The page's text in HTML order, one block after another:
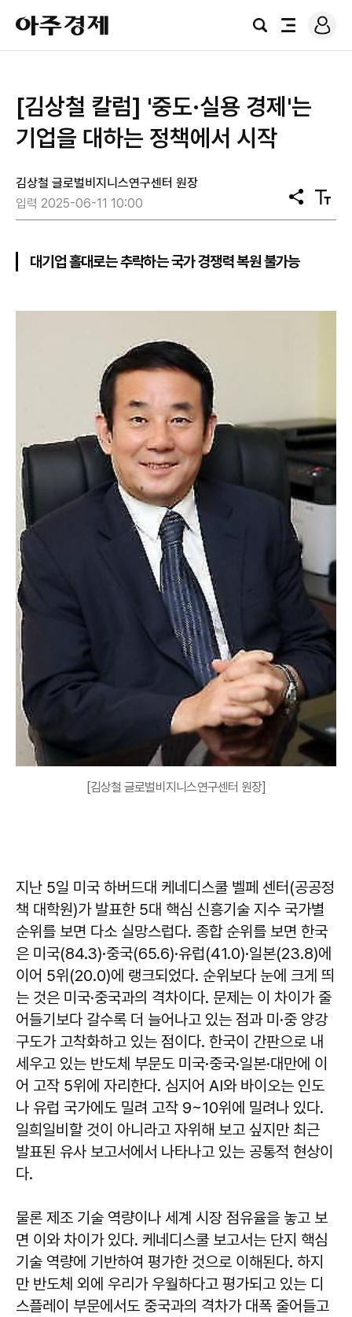
아
주
경
검
전
로
그
[김상철 칼럼] '중도·실용 경제'는
기업을 대하는 정책에서 시작
김상철 글로벌비지니스연구센터 원장
입력 2025-06-11 10:00
공
유
텍
스
대기업 홀대로는 추락하는 국가 경쟁력 복원 불가능
[김상철 글로벌비지니스연구센터 원장]
지난 5일 미국 하버드대 케네디스쿨 벨페 센터(공공정
책 대학원)가 발표한 5대 핵심 신흥기술 지수 국가별
순위를 보면 다소 실망스럽다. 종합 순위를 보면 한국
은 미국(84.3)·중국(65.6)·유럽(41.0)·일본(23.8)에
이어 5위(20.0)에 랭크되었다. 순위보다 눈에 크게 띄
는 것은 미국·중국과의 격차이다. 문제는 이 차이가 줄
어들기보다 갈수록 더 늘어나고 있는 점과 미·중 양강
구도가 고착화하고 있는 점이다. 한국이 간판으로 내
세우고 있는 반도체 부문도 미국·중국·일본·대만에 이
어 고작 5위에 자리한다. 심지어 AI와 바이오는 인도
나 유럽 국가에도 밀려 고작 9~10위에 밀려나 있다.
일희일비할 것이 아니라고 자위해 보고 싶지만 최근
발표된 유사 보고서에서 나타나고 있는 공통적 현상이
다.
물론 제조 기술 역량이나 세계 시장 점유율을 놓고 보
면 이와 차이가 있다. 케네디스쿨 보고서는 단지 핵심
기술 역량에 기반하여 평가한 것으로 이해된다. 하지
만 반도체 외에 우리가 우월하다고 평가되고 있는 디
스플레이 부문에서도 중국과의 격차가 대폭 줄어들고